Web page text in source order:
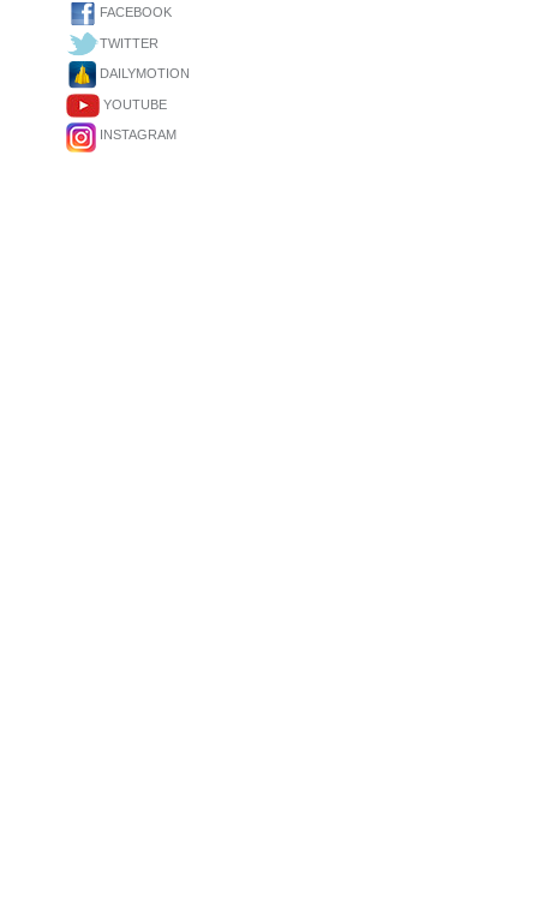
FACEBOOK
TWITTER
DAILYMOTION
YOUTUBE
INSTAGRAM